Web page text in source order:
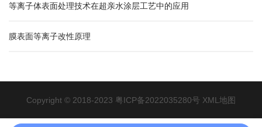
等离子体表面处理技术在超亲水涂层工艺中的应用
膜表面等离子改性原理
Copyright © 2018-2023 粤ICP备2022035280号 XML地图